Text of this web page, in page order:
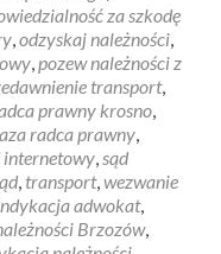
za szkodę
,odzyskaj należności,
,pozew należności z
transport,
prawny krosno,
radca prawny,
internetowy,sąd
, transport,wezwanie
adwokat,
Brzozów,